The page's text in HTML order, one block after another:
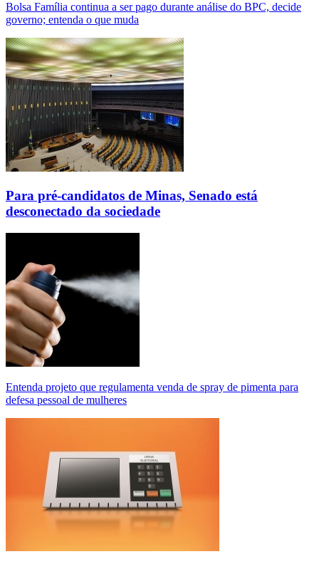
Bolsa Família continua a ser pago durante análise do BPC, decide
governo; entenda o que muda
Para pré-candidatos de Minas, Senado está
desconectado da sociedade
Entenda projeto que regulamenta venda de spray de pimenta para
defesa pessoal de mulheres